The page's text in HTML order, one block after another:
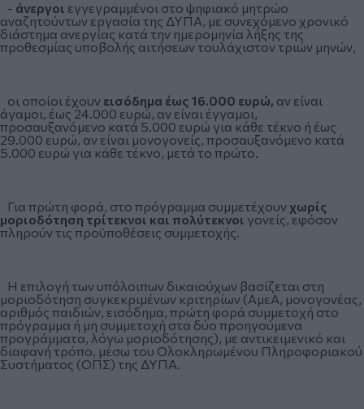
- άνεργοι εγγεγραμμένοι στο ψηφιακό μητρώο
αναζητούντων εργασία της ΔΥΠΑ, με συνεχόμενο χρονικό
διάστημα ανεργίας κατά την ημερομηνία λήξης της
προθεσμίας υποβολής αιτήσεων τουλάχιστον τριών μηνών,
οι οποίοι έχουν εισόδημα έως 16.000 ευρώ, αν είναι
άγαμοι, έως 24.000 ευρώ, αν είναι έγγαμοι,
προσαυξανόμενο κατά 5.000 ευρώ για κάθε τέκνο ή έως
29.000 ευρώ, αν είναι μονογονείς, προσαυξανόμενο κατά
5.000 ευρώ για κάθε τέκνο, μετά το πρώτο.
Για πρώτη φορά, στο πρόγραμμα συμμετέχουν χωρίς
μοριοδότηση τρίτεκνοι και πολύτεκνοι γονείς, εφόσον
πληρούν τις προϋποθέσεις συμμετοχής.
Η επιλογή των υπόλοιπων δικαιούχων βασίζεται στη
μοριοδότηση συγκεκριμένων κριτηρίων (ΑμεΑ, μονογονέας,
αριθμός παιδιών, εισόδημα, πρώτη φορά συμμετοχή στο
πρόγραμμα ή μη συμμετοχή στα δύο προηγούμενα
προγράμματα, λόγω μοριοδότησης), με αντικειμενικό και
διαφανή τρόπο, μέσω του Ολοκληρωμένου Πληροφοριακού
Συστήματος (ΟΠΣ) της ΔΥΠΑ.